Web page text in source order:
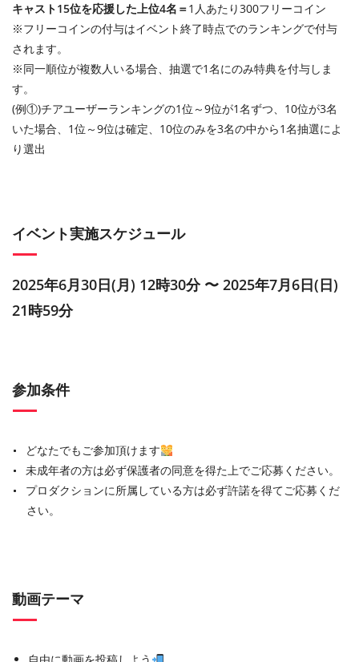
キャスト15位を応援した上位4名＝1人あたり300フリーコイン
※フリーコインの付与はイベント終了時点でのランキングで付与
されます。
※同一順位が複数人いる場合、抽選で1名にのみ特典を付与しま
す。
(例①)チアユーザーランキングの1位～9位が1名ずつ、10位が3名
いた場合、1位～9位は確定、10位のみを3名の中から1名抽選によ
り選出
イベント実施スケジュール
2025年6月30日(月) 12時30分 〜 2025年7月6日(日)
21時59分
参加条件
どなたでもご参加頂けます
未成年者の方は必ず保護者の同意を得た上でご応募ください。
プロダクションに所属している方は必ず許諾を得てご応募くだ
さい。
動画テーマ